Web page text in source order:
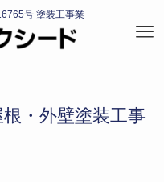
・外壁塗装工事